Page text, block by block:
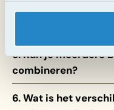
4. Kunnen kinderen
5. Kun je meerdere
combineren?
6. Wat is het